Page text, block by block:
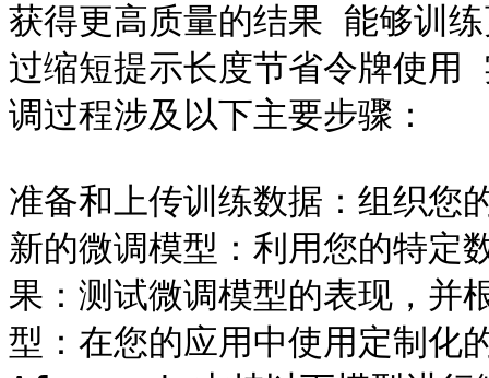
获得更高质量的结果 能够训
过缩短提示长度节省令牌使
调过程涉及以下主要步骤：
准备和上传训练数据：组织您
新的微调模型：利用您的特定
果：测试微调模型的表现，并
型：在您的应用中使用定制化